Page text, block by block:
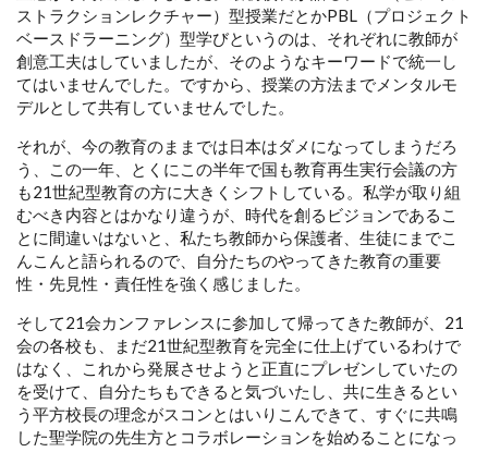
ストラクションレクチャー）型授業だとかPBL（プロジェクト
ベースドラーニング）型学びというのは、それぞれに教師が
創意工夫はしていましたが、そのようなキーワードで統一し
てはいませんでした。ですから、授業の方法までメンタルモ
デルとして共有していませんでした。
それが、今の教育のままでは日本はダメになってしまうだろ
う、この一年、とくにこの半年で国も教育再生実行会議の方
も21世紀型教育の方に大きくシフトしている。私学が取り組
むべき内容とはかなり違うが、時代を創るビジョンであるこ
とに間違いはないと、私たち教師から保護者、生徒にまでこ
んこんと語られるので、自分たちのやってきた教育の重要
性・先見性・責任性を強く感じました。
そして21会カンファレンスに参加して帰ってきた教師が、21
会の各校も、まだ21世紀型教育を完全に仕上げているわけで
はなく、これから発展させようと正直にプレゼンしていたの
を受けて、自分たちもできると気づいたし、共に生きるとい
う平方校長の理念がスコンとはいりこんできて、すぐに共鳴
した聖学院の先生方とコラボレーションを始めることになっ